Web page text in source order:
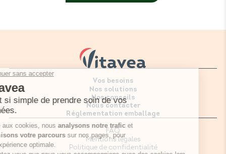
Vos besoins
Nos solutions
Nos conseils
Nous contacter
Réglementation emballage
FAQ
Mentions légales
Politique de confidentialité